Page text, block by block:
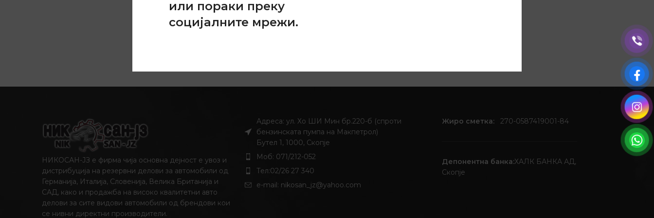
или пораки преку
социјалните мрежи.
На нашата веб продавница ќе најдете многу интересни производи.
RETURN TO SHOP
НИКОСАН-ЈЗ е фирма чија основна дејност е увоз и
дистрибуција на резервни делови за автомобили од
Германија, Италија, Словенија, Велика Британија и
САД, како и продажба на високо квалитетни авто
делови за сите видови автомобили од брендови кои
се нивни директни производители.
Адреса: ул. Хо ШИ Мин бр.220-б (спроти
бензинската пумпа на Макпетрол)
Бутел 1, 1000, Скопје
Моб: 071/212-052
Тел:02/26 27 340
e-mail: nikosan_jz@yahoo.com
Жиро сметка:270-0587419001-84
Депонентна банка:ХАЛК БАНКА АД,
Скопје